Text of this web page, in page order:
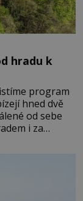
hradu k
program
hned dvě
od sebe
i za
někdy